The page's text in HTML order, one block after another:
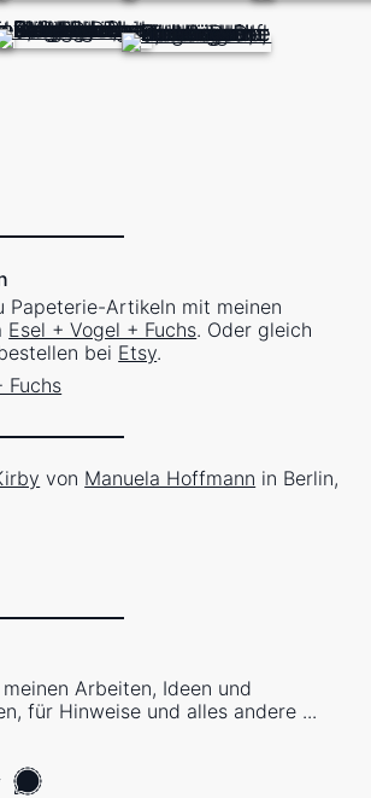
Papeterie-Artikeln mit meinen
Esel + Vogel + Fuchs. Oder gleich
bei Etsy.
von Manuela Hoffmann in Berlin,
Arbeiten, Ideen und
für Hinweise und alles andere ...